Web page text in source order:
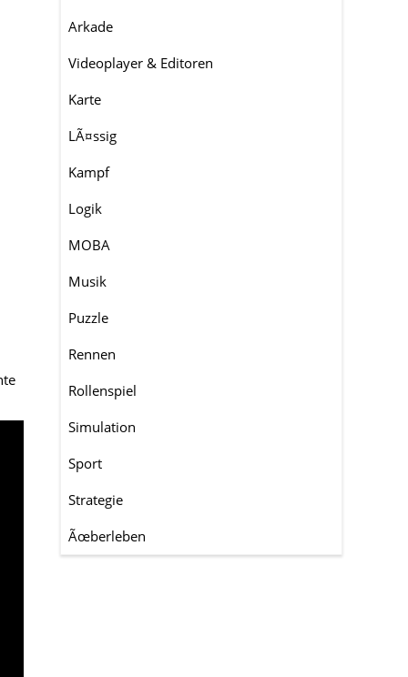
Arkade
Videoplayer & Editoren
Karte
LÃ¤ssig
Kampf
Logik
MOBA
Musik
Puzzle
Rennen
Rollenspiel
Simulation
Sport
Strategie
Ãœberleben